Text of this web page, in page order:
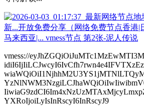
vmess://
YXRoIjoiLyIsInRscyI6InRscyJ9